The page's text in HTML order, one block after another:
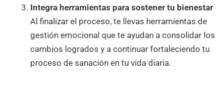
Integra herramientas para sostener tu bienestar
Al finalizar el proceso, te llevas herramientas de
gestión emocional que te ayudan a consolidar los
cambios logrados y a continuar fortaleciendo tu
proceso de sanación en tu vida diaria.